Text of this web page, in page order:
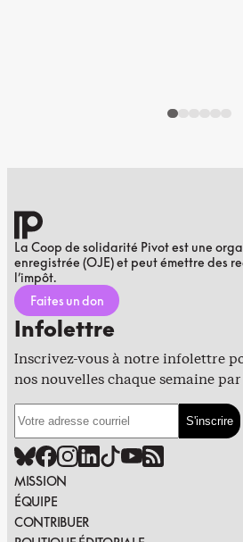
La Coop de solidarité Pivot est une
enregistrée (OJE) et peut émettre des
l’impôt.
Faites un don
Infolettre
Inscrivez-vous à notre infolettre
nos nouvelles chaque semaine
MISSION
ÉQUIPE
CONTRIBUER